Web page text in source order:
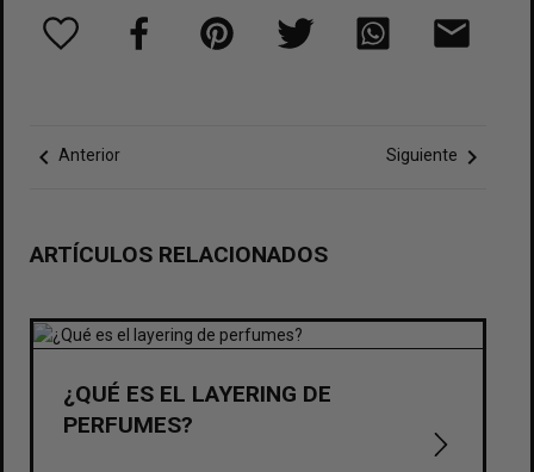
chevron_left Anterior Siguiente chevron_right
ARTÍCULOS RELACIONADOS
¿QUÉ ES EL LAYERING DE
PERFUMES?